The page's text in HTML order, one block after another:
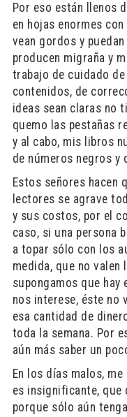
Por eso están llenos
en hojas enormes
vean gordos y
producen migraña y
trabajo de cuidado
contenidos, de
ideas sean claras no
quemo las pestañas
y al cabo, mis libros
de números negros y
Estos señores hacen
lectores se agrave
y sus costos, por el
caso, si una persona
a topar sólo con los
medida, que no valen
supongamos que
nos interese, éste no
esa cantidad de
toda la semana. Por
aún más saber un
En los días malos,
es insignificante, que
porque sólo aún